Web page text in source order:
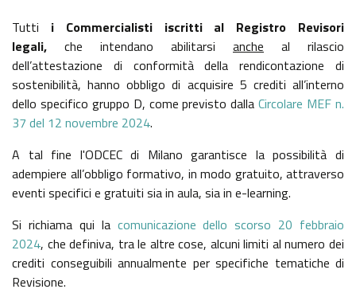
Tutti i Commercialisti iscritti al Registro Revisori
legali, che intendano abilitarsi anche al rilascio
dell’attestazione di conformità della rendicontazione di
sostenibilità, hanno obbligo di acquisire 5 crediti all’interno
dello specifico gruppo D, come previsto dallaCircolare MEF n.
37 del 12 novembre 2024.
A tal fine l'ODCEC di Milano garantisce la possibilità di
adempiere all’obbligo formativo, in modo gratuito, attraverso
eventi specifici e gratuiti sia in aula, sia in e-learning.
Si richiama qui la comunicazione dello scorso 20 febbraio
2024, che definiva, tra le altre cose, alcuni limiti al numero dei
crediti conseguibili annualmente per specifiche tematiche di
Revisione.